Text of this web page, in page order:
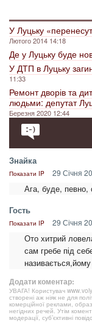
У Луцьку
Лютого 2014 14:18
Де у Луцьку буде
У ДТП в Луцьку
11:33
Ремонт дворів та
людьми: депутат
Березня 2020 12:44
Знайка
Показати IP 29 Січня
Ага, буде, певно,
Гость
Показати IP 29 Січня
Ото хитрий
сам гребе під
Додати коментар:
УВАГА! Користувач
створені аж ніяк не для
комерційної реклами,
негідних речей. Утім
модерації, суб’єктивні